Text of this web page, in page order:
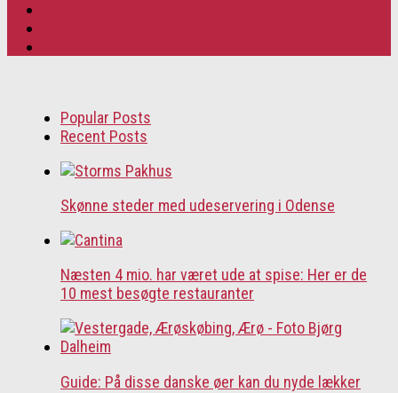
Popular Posts
Recent Posts
Skønne steder med udeservering i Odense
Næsten 4 mio. har været ude at spise: Her er de
10 mest besøgte restauranter
Guide: På disse danske øer kan du nyde lækker